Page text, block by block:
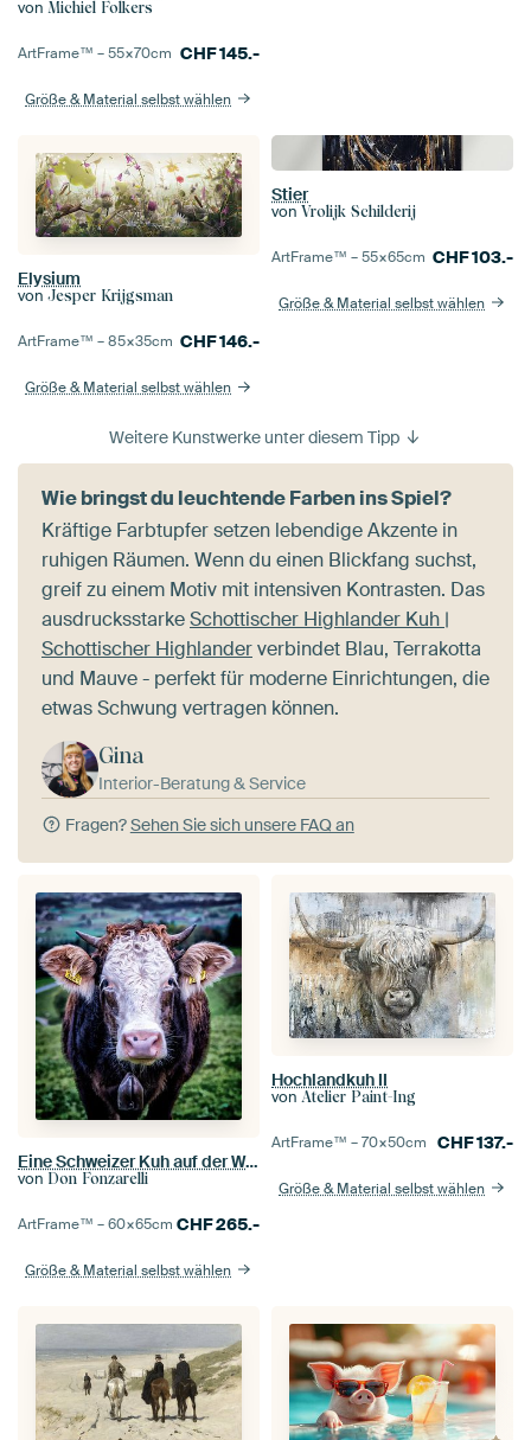
von Michiel Folkers
ArtFrame™ –55×70cm CHF145.-
Größe & Material selbst wählen
Elysium
von Jesper Krijgsman
ArtFrame™ –85×35cm CHF146.-
Größe & Material selbst wählen
Stier
von Vrolijk Schilderij
ArtFrame™ –55×65cm CHF103.-
Größe & Material selbst wählen
Weitere Kunstwerke unter diesem Tipp
Wie bringst du leuchtende Farben ins Spiel?
Kräftige Farbtupfer setzen lebendige Akzente in
ruhigen Räumen. Wenn du einen Blickfang suchst,
greif zu einem Motiv mit intensiven Kontrasten. Das
ausdrucksstarkeSchottischer Highlander Kuh |
Schottischer Highlanderverbindet Blau, Terrakotta
und Mauve - perfekt für moderne Einrichtungen, die
etwas Schwung vertragen können.
Gina
Interior-Beratung & Service
Fragen?Sehen Sie sich unsere FAQ an
Eine Schweizer Kuh auf der Wiese in der Nähe des Pfannenstiels bei Zürich.
von Don Fonzarelli
ArtFrame™ –60×65cm CHF265.-
Größe & Material selbst wählen
Hochlandkuh II
von Atelier Paint-Ing
ArtFrame™ –70×50cm CHF137.-
Größe & Material selbst wählen